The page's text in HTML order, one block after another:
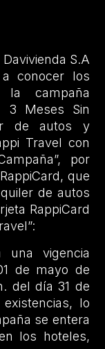
S.A
a conocer los
campaña
3 Meses Sin
de autos y
Travel con
por
que
de autos
RappiCard
una vigencia
de mayo de
del día 31 de
lo
se entera
los hoteles,